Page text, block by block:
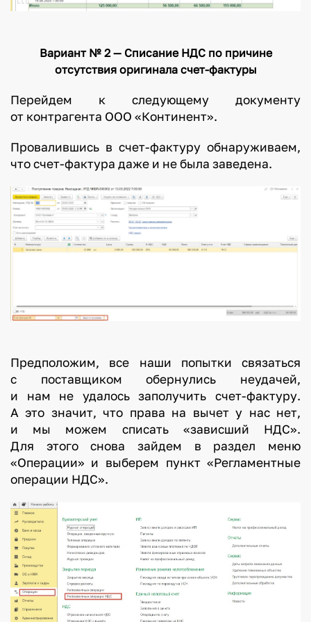
Вариант № 2 — Списание НДС по причине
отсутствия оригинала счет-фактуры
Перейдем к следующему документу
от контрагента ООО «Континент».
Провалившись в счет-фактуру обнаруживаем,
что счет-фактура даже и не была заведена.
Предположим, все наши попытки связаться
с поставщиком обернулись неудачей,
и нам не удалось заполучить счет-фактуру.
А это значит, что права на вычет у нас нет,
и мы можем списать «зависший НДС».
Для этого снова зайдем в раздел меню
«Операции» и выберем пункт «Регламентные
операции НДС».